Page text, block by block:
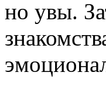
но увы.